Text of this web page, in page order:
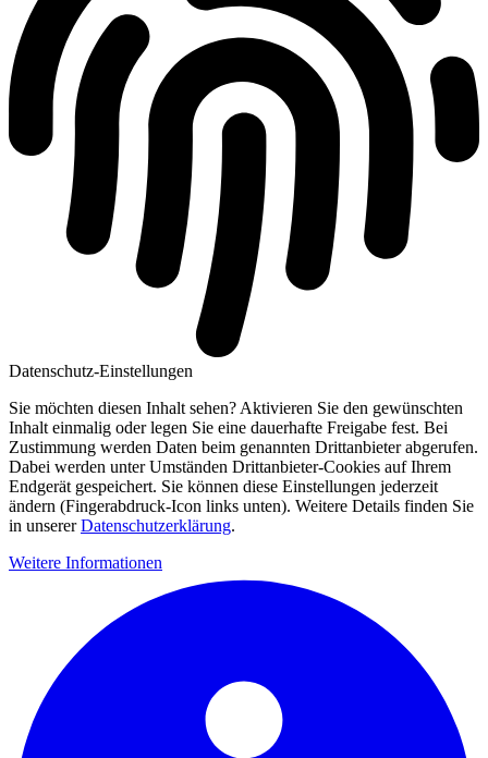
Datenschutz-Einstellungen
Sie möchten diesen Inhalt sehen? Aktivieren Sie den gewünschten
Inhalt einmalig oder legen Sie eine dauerhafte Freigabe fest. Bei
Zustimmung werden Daten beim genannten Drittanbieter abgerufen.
Dabei werden unter Umständen Drittanbieter-Cookies auf Ihrem
Endgerät gespeichert. Sie können diese Einstellungen jederzeit
ändern (Fingerabdruck-Icon links unten). Weitere Details finden Sie
in unsererDatenschutzerklärung.
Weitere Informationen